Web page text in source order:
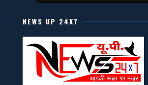
NEWS UP 24X7